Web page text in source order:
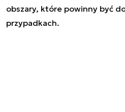
obszary, które powinny być
przypadkach.